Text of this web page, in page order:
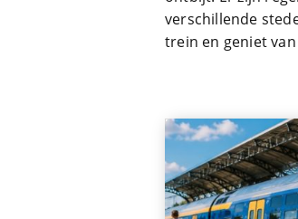
verschillende
trein en geniet